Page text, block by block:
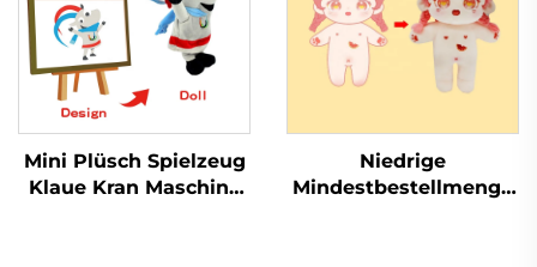
Mini Plüsch Spielzeug
Klaue Kran Maschine
Niedrige
Mindestbestellmenge